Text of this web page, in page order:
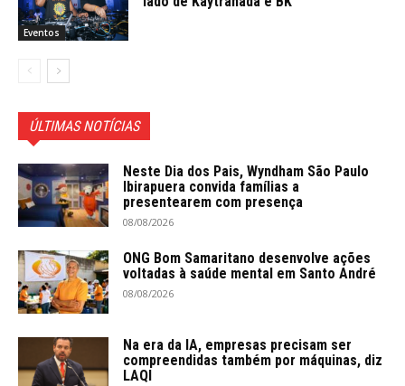
Eventos
ÚLTIMAS NOTÍCIAS
Neste Dia dos Pais, Wyndham São Paulo
Ibirapuera convida famílias a
presentearem com presença
08/08/2026
ONG Bom Samaritano desenvolve ações
voltadas à saúde mental em Santo André
08/08/2026
Na era da IA, empresas precisam ser
compreendidas também por máquinas, diz
LAQI